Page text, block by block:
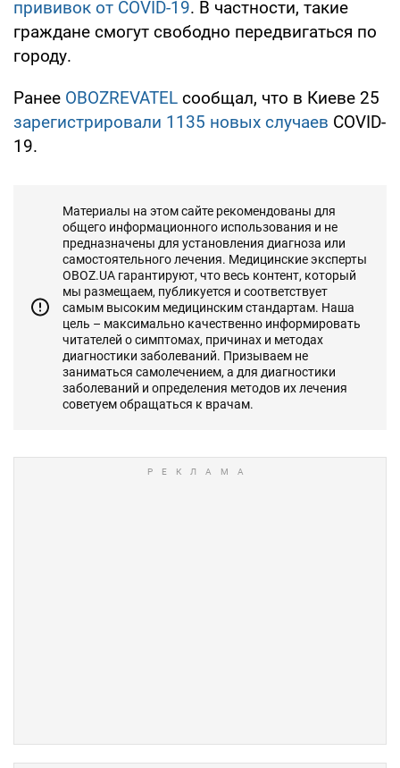
прививок от COVID-19. В частности, такие
граждане смогут свободно передвигаться по
городу.
Ранее OBOZREVATEL сообщал, что в Киеве 25
зарегистрировали 1135 новых случаев COVID-
19.
Материалы на этом сайте рекомендованы для
общего информационного использования и не
предназначены для установления диагноза или
самостоятельного лечения. Медицинские эксперты
OBOZ.UA гарантируют, что весь контент, который
мы размещаем, публикуется и соответствует
самым высоким медицинским стандартам. Наша
цель – максимально качественно информировать
читателей о симптомах, причинах и методах
диагностики заболеваний. Призываем не
заниматься самолечением, а для диагностики
заболеваний и определения методов их лечения
советуем обращаться к врачам.